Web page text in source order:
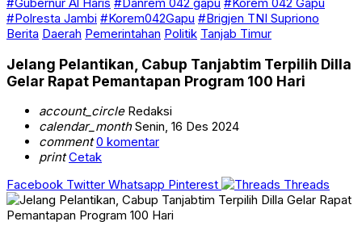
#Polresta Jambi #Korem042Gapu #Brigjen TNI Supriono
Berita Daerah Pemerintahan Politik Tanjab Timur
Jelang Pelantikan, Cabup Tanjabtim Terpilih Dilla
Gelar Rapat Pemantapan Program 100 Hari
account_circleRedaksi
calendar_monthSenin, 16 Des 2024
comment 0 komentar
print Cetak
Facebook Twitter Whatsapp Pinterest Threads